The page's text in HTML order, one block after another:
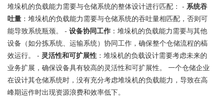
堆垛机的负载能力需要与仓储系统的整体设计进行匹配： - 系统吞
吐量 ：堆垛机的负载能力需要与仓储系统的吞吐量相匹配，否则可
能导致系统瓶颈。 - 设备协同工作 ：堆垛机的负载能力需要与其他
设备（如分拣系统、运输系统）协同工作，确保整个仓储流程的槁
效运行。 - 灵活性和可扩展性 ：堆垛机的负载设计需要考虑未来的
业务扩展，确保设备具有较高的灵活性和可扩展性。 一个仓储企业
在设计其仓储系统时，没有充分考虑堆垛机的负载能力，导致在高
峰期运作时出现资源浪费和效率低下。